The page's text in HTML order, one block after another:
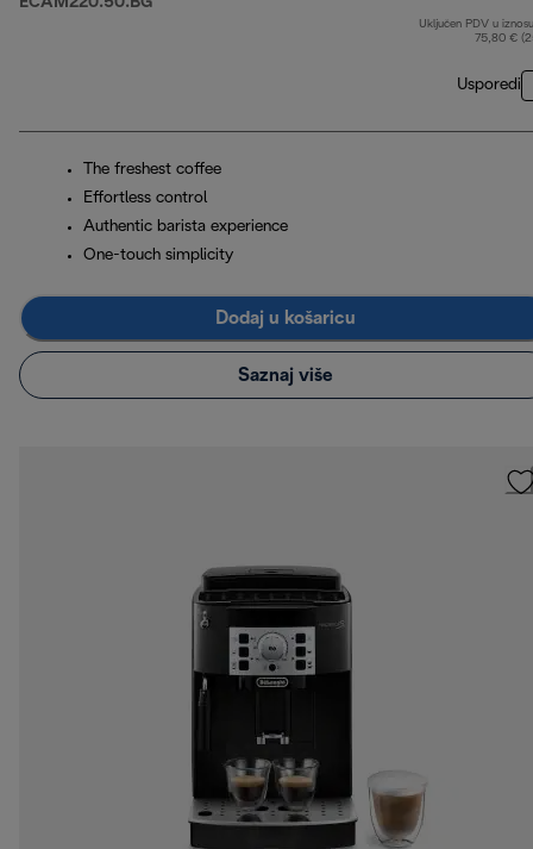
ECAM220.50.BG
Uključen PDV u
75,80 €
Usporedi
The freshest coffee
Effortless control
Authentic barista experience
One-touch simplicity
Dodaj u košaricu
Saznaj više